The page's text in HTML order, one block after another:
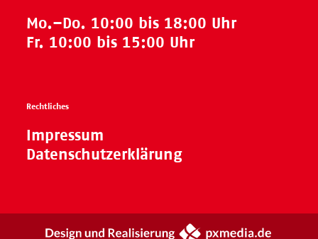
Mo.–Do. 10:00 bis 18:00 Uhr
Fr. 10:00 bis 15:00 Uhr
Rechtliches
Impressum
Datenschutzerklärung